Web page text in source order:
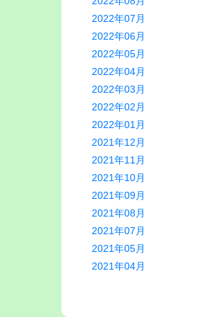
2022年07月
2022年06月
2022年05月
2022年04月
2022年03月
2022年02月
2022年01月
2021年12月
2021年11月
2021年10月
2021年09月
2021年08月
2021年07月
2021年05月
2021年04月